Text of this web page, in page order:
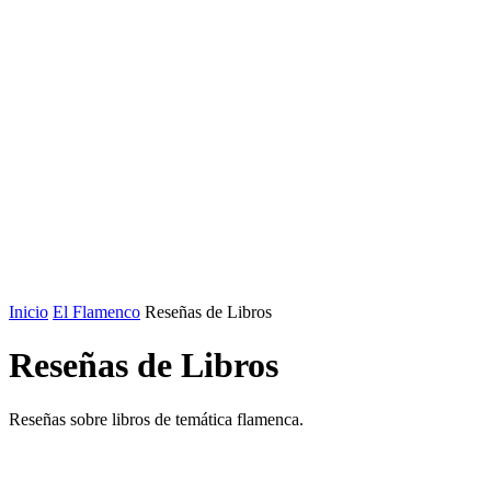
Inicio El Flamenco Reseñas de Libros
Reseñas de Libros
Reseñas sobre libros de temática flamenca.